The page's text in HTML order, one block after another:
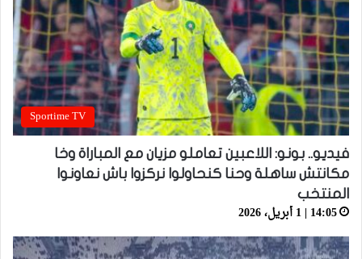
Sportime TV
فيديو.. بونو: اللاعبين تعاملو مزيان مع المباراة وخا
مكانتش ساهلة وحنا كنحاولوا نركزوا باش نعاونوا
المنتخب
14:05 | 1 أبريل، 2026